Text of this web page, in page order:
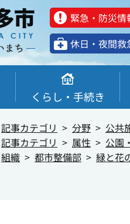
緊急・防災情
休⽇・夜間救
くらし・手続き
記事カテゴリ 分野 公共
記事カテゴリ 属性
公園
組織 都市整備部 緑と花